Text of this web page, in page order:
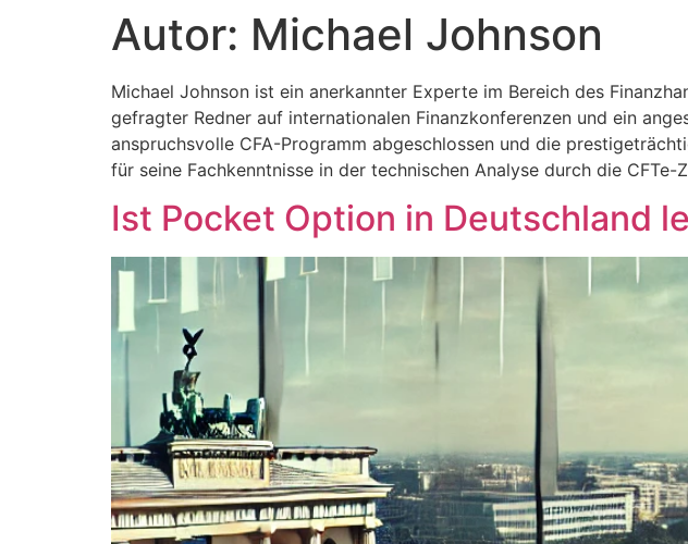
Autor: Michael Johnson
Michael Johnson ist ein anerkannter Experte im Bereich des
gefragter Redner auf internationalen Finanzkonferenzen und ein
anspruchsvolle CFA-Programm abgeschlossen und die
für seine Fachkenntnisse in der technischen Analyse durch die CFTe-
Ist Pocket Option in Deutschland